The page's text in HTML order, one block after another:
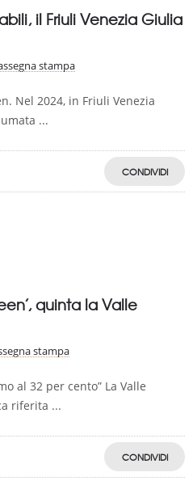
il Friuli Venezia Giulia
stampa
Nel 2024, in Friuli Venezia
...
CONDIVIDI
quinta la Valle
stampa
al 32 per cento” La Valle
riferita ...
CONDIVIDI